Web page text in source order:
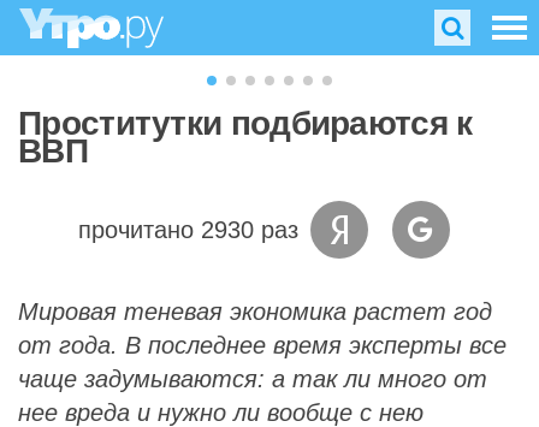
Проститутки подбираются к
ВВП
прочитано 2930 раз
Мировая теневая экономика растет год
от года. В последнее время эксперты все
чаще задумываются: а так ли много от
нее вреда и нужно ли вообще с нею